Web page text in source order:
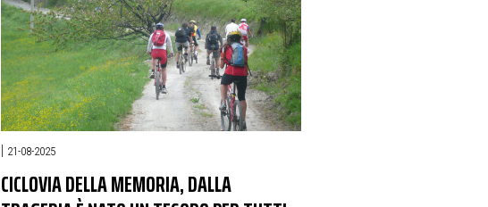
| 21-08-2025
CICLOVIA DELLA MEMORIA, DALLA